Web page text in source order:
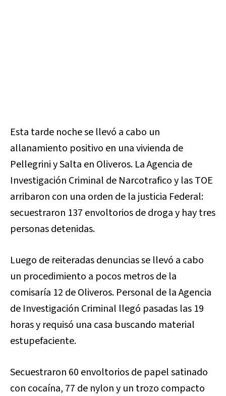
Esta tarde noche se llevó a cabo un
allanamiento positivo en una vivienda de
Pellegrini y Salta en Oliveros. La Agencia de
Investigación Criminal de Narcotrafico y las TOE
arribaron con una orden de la justicia Federal:
secuestraron 137 envoltorios de droga y hay tres
personas detenidas.
Luego de reiteradas denuncias se llevó a cabo
un procedimiento a pocos metros de la
comisaría 12 de Oliveros. Personal de la Agencia
de Investigación Criminal llegó pasadas las 19
horas y requisó una casa buscando material
estupefaciente.
Secuestraron 60 envoltorios de papel satinado
con cocaína, 77 de nylon y un trozo compacto